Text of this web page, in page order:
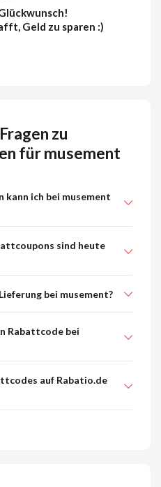
Geld zu sparen :)
zu
für musement
kann ich bei musement
sind heute
bei musement?
Rabattcode bei
auf Rabatio.de